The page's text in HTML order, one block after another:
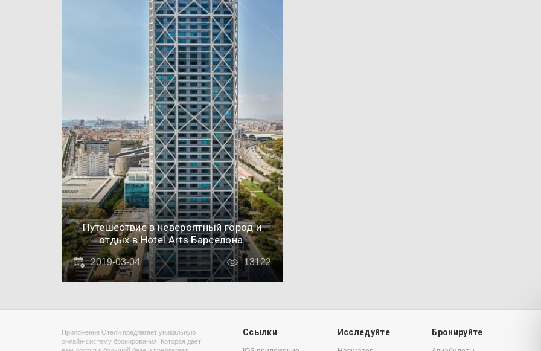
Путешествие в невероятный город и
отдых в Hotel Arts Барселона.
2019-03-04 13122
Приложение Отели предлагает уникальную
онлайн-систему бронирования. Которая дает
Ссылки Исследуйте Бронируйте